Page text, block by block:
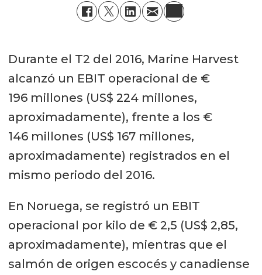
Durante el T2 del 2016, Marine Harvest
alcanzó un EBIT operacional de €
196 millones (US$ 224 millones,
aproximadamente), frente a los €
146 millones (US$ 167 millones,
aproximadamente) registrados en el
mismo periodo del 2016.
En Noruega, se registró un EBIT
operacional por kilo de € 2,5 (US$ 2,85,
aproximadamente), mientras que el
salmón de origen escocés y canadiense